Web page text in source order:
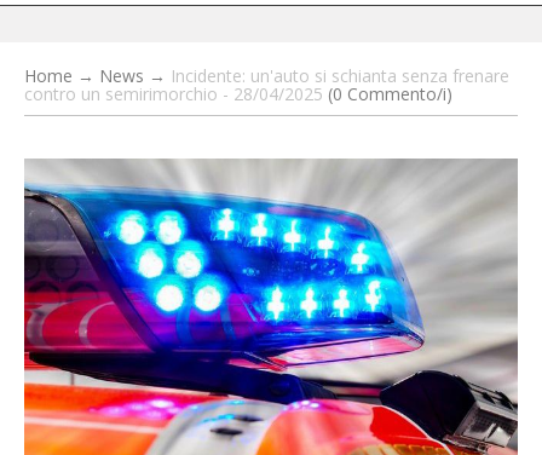
Home → News → Incidente: un'auto si schianta senza frenare
contro un semirimorchio - 28/04/2025 (0 Commento/i)